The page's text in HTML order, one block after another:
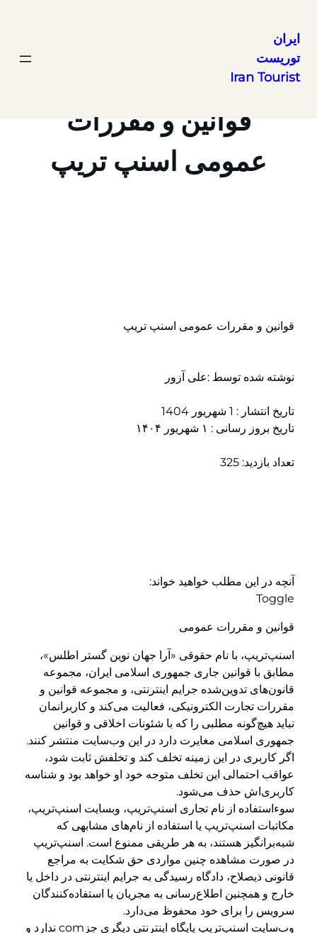
رفتن
ایران
توریست
Iran Tourist
قوانین و مقررات
عمومی اسنپ تریپ
قوانین و مقررات عمومی اسنپ تریپ
نوشته شده توسط :علی آزور
تاریخ انتشار : 1 شهریور 1404
تاریخ بروز رسانی : ۱ شهریور ۱۴۰۴
تعداد بازدید: 325
آنچه در این مطلب خواهید خواند:
Toggle
قوانین و مقررات عمومی
اسنپ‌تریپ، با نام حقوقی «آرا جهان نوین گستر اطلس»،
مطابق با قوانین جاری جمهوری اسلامی ایران، مجموعه
قانون‌های تدوین‌شده جرایم اینترنتی، و مجموعه قوانین و
مقررات تجارت الکترونیکی، فعالیت می‌کند و کاربرانمان
نباید هیچ‌گونه مطلبی را که با شئونات اخلاقی و قوانین
جمهوری اسلامی مغایرت دارد در این وب‌سایت منتشر کنند.
اگر کاربری در این زمینه تخلف کند و تخلفش ثابت شود،
عواقب احتمالی این تخلف متوجه خود او خواهد بود و شناسه
کاربری‌اش حذف می‌شود.
سو‌ءاستفاده از نام تجاری اسنپ‌تریپ، وبسایت اسنپ‌تریپ،
مکاتبات اسنپ‌تریپ یا استفاده از نام‌های مشابهی که
شبه‌برانگیز هستند، به هر طریقی ممنوع است. اسنپ‌تریپ
در صورت مشاهده چنین مواردی حق شکایت به مراجع
قانونی ذیصلاح، دادگاه رسیدگی به جرایم اینترنتی در داخل یا
خارج و همچنین اطلاع‌رسانی به مجریان یا استفاده‌کنندگان
سرویس را برای خود محفوظ می‌دارد.
وب‌‌سایت اسنپ‌تریپ پایگاه اینترنتی دیگری جزcom ندارد و